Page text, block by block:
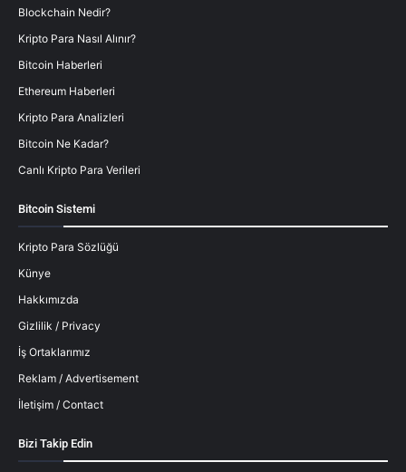
Blockchain Nedir?
Kripto Para Nasıl Alınır?
Bitcoin Haberleri
Ethereum Haberleri
Kripto Para Analizleri
Bitcoin Ne Kadar?
Canlı Kripto Para Verileri
Bitcoin Sistemi
Kripto Para Sözlüğü
Künye
Hakkımızda
Gizlilik / Privacy
İş Ortaklarımız
Reklam / Advertisement
İletişim / Contact
Bizi Takip Edin